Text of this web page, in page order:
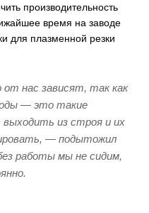
производительность
время на заводе
для плазменной резки
нас зависят, так как
— это такие
из строя и их
— подытожил
работы мы не сидим,